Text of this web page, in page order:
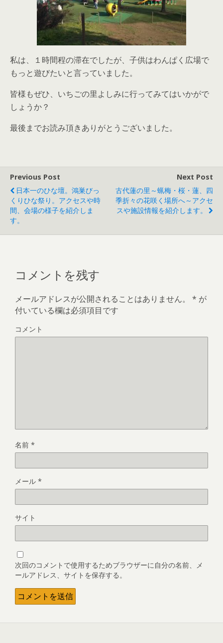
私は、１時間程の滞在でしたが、子供はわんぱく広場で
もっと遊びたいと言っていました。
皆様もぜひ、いちごの里よしみに行ってみてはいかがで
しょうか？
最後までお読み頂きありがとうございました。
Previous Post
日本一のひな壇。鴻巣びっ
くりひな祭り。アクセスや時
間、会場の様子を紹介しま
す。
Next Post
古代蓮の里～蝋梅・桜・蓮、四
季折々の花咲く場所へ～アクセ
スや施設情報を紹介します。
コメントを残す
メールアドレスが公開されることはありません。 * が
付いている欄は必須項目です
コメント
名前 *
メール *
サイト
次回のコメントで使用するためブラウザーに自分の名前、メ
ールアドレス、サイトを保存する。